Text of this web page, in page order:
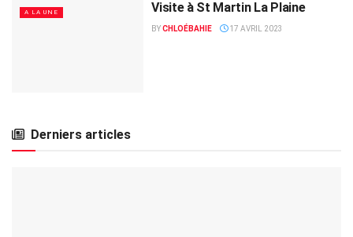
A LA UNE Visite à St Martin La Plaine
BYCHLOÉBAHIE 17 AVRIL 2023
Derniers articles